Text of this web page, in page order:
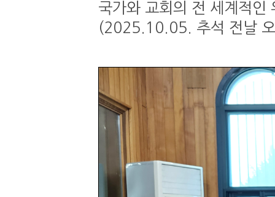
국가와 교회의 전 세계적인
(2025.10.05. 추석 전날